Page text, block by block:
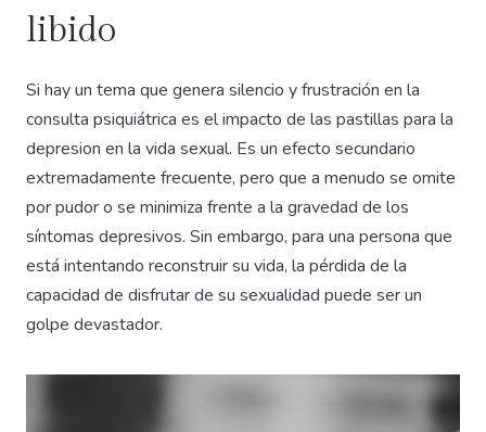
libido
Si hay un tema que genera silencio y frustración en la
consulta psiquiátrica es el impacto de las pastillas para la
depresion en la vida sexual. Es un efecto secundario
extremadamente frecuente, pero que a menudo se omite
por pudor o se minimiza frente a la gravedad de los
síntomas depresivos. Sin embargo, para una persona que
está intentando reconstruir su vida, la pérdida de la
capacidad de disfrutar de su sexualidad puede ser un
golpe devastador.